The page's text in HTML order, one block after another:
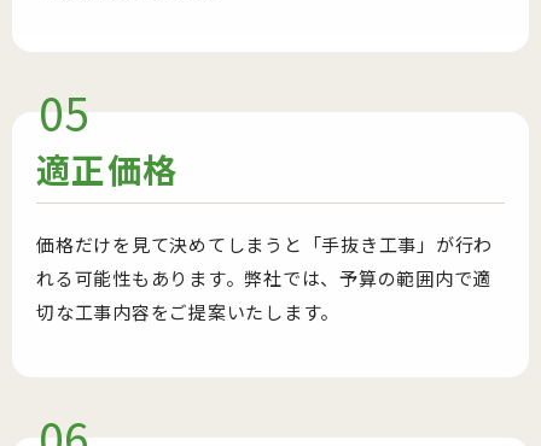
05
適正価格
価格だけを見て決めてしまうと「手抜き工事」が行わ
れる可能性もあります。弊社では、予算の範囲内で適
切な工事内容をご提案いたします。